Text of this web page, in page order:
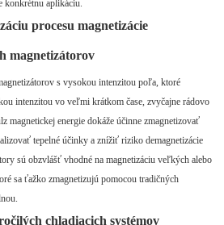
konkrétnu aplikáciu.
procesu magnetizácie
magnetizátorov
s vysokou intenzitou poľa, ktoré
intenzitou vo veľmi krátkom čase, zvyčajne rádovo
magnetickej energie dokáže účinne zmagnetizovať
tepelné účinky a znížiť riziko demagnetizácie
sú obzvlášť vhodné na magnetizáciu veľkých alebo
sa ťažko zmagnetizujú pomocou tradičných
chladiacich systémov